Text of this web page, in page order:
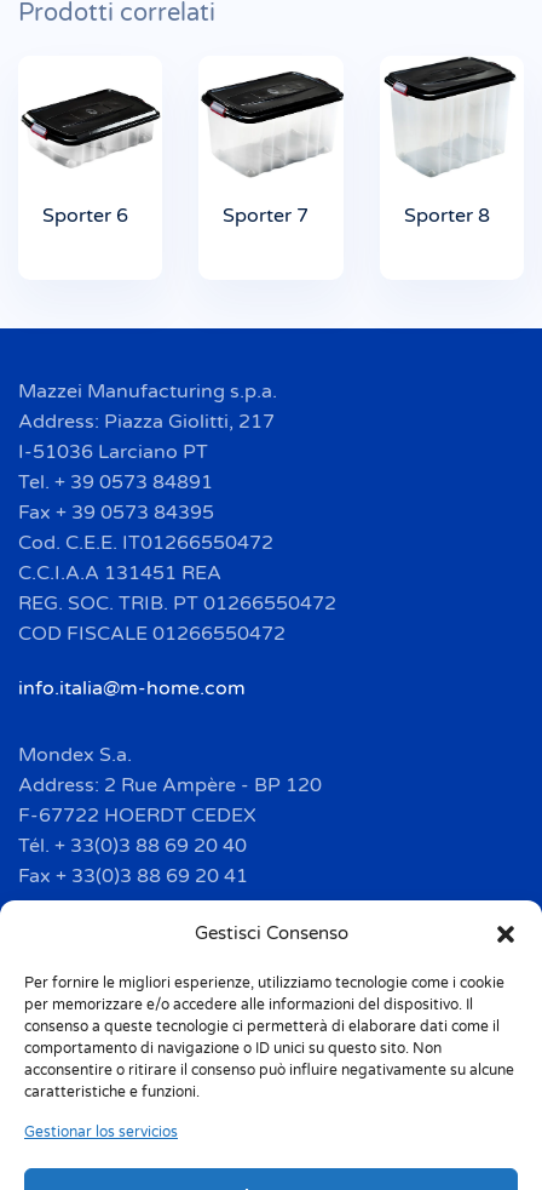
Gestisci Consenso
Per fornire le migliori esperienze, utilizziamo tecnologie come i cookie
per memorizzare e/o accedere alle informazioni del dispositivo. Il
consenso a queste tecnologie ci permetterà di elaborare dati come il
comportamento di navigazione o ID unici su questo sito. Non
acconsentire o ritirare il consenso può influire negativamente su alcune
caratteristiche e funzioni.
Gestionar los servicios
Prodotti correlati
Sporter 6 Sporter 7 Sporter 8
Mazzei Manufacturing s.p.a.
Address: Piazza Giolitti, 217
I-51036 Larciano PT
Tel. + 39 0573 84891
Fax + 39 0573 84395
Cod. C.E.E. IT01266550472
C.C.I.A.A 131451 REA
REG. SOC. TRIB. PT 01266550472
COD FISCALE 01266550472
info.italia@m-home.com
Mondex S.a.
Address: 2 Rue Ampère - BP 120
F-67722 HOERDT CEDEX
Tél. + 33(0)3 88 69 20 40
Fax + 33(0)3 88 69 20 41
info.france@m-home.com
Mondex Menaje España S.a.
Address: Ctra de Girona, km. 101.5
E-17160 Angles (Girona)
Tel. + 34 9 72 42 32 50
info.spain@m-home.com